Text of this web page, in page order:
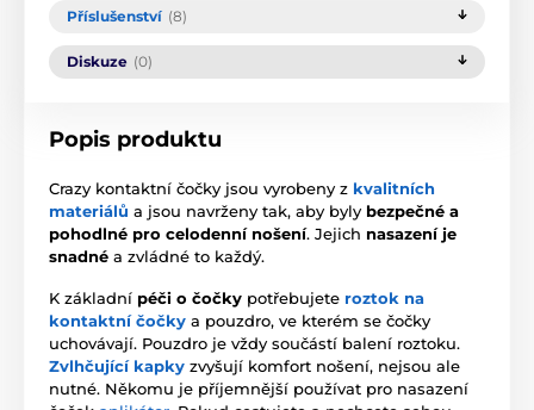
Příslušenství (8)
Diskuze (0)
Popis produktu
Crazy kontaktní čočky jsou vyrobeny z kvalitních
materiálů a jsou navrženy tak, aby byly bezpečné a
pohodlné pro celodenní nošení. Jejich nasazení je
snadné a zvládné to každý.
K základní péči o čočky potřebujete roztok na
kontaktní čočky a pouzdro, ve kterém se čočky
uchovávají. Pouzdro je vždy součástí balení roztoku.
Zvlhčující kapky zvyšují komfort nošení, nejsou ale
nutné. Někomu je příjemnější používat pro nasazení